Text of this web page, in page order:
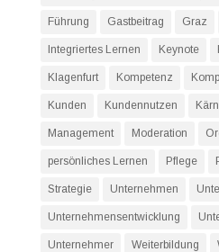
Führung Gastbeitrag Graz
Integriertes Lernen Keynote
Klagenfurt Kompetenz
Kunden Kundennutzen
Management Moderation
persönliches Lernen Pflege
Strategie Unternehmen
Unternehmensentwicklung
Unternehmer Weiterbildung